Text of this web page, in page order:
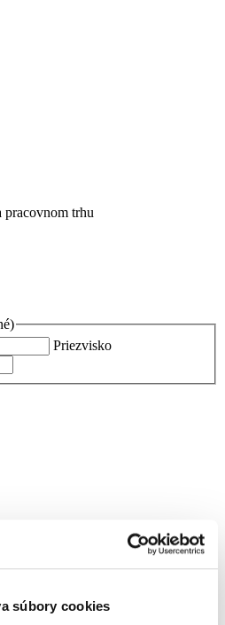
súbory cookies
Priezvisko
Kraj